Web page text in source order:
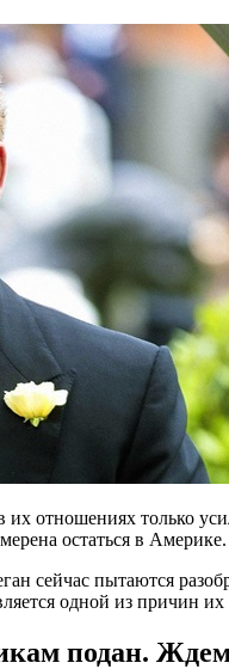
отношениях только
остаться в Америке.
сейчас пытаются
одной из причин
подан.